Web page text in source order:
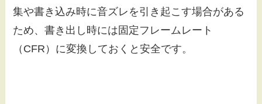
集や書き込み時に音ズレを引き起こす場合がある
ため、書き出し時には固定フレームレート
（CFR）に変換しておくと安全です。